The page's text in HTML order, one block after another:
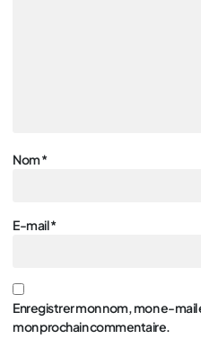
Nom*
E-mail*
Enregistrer mon nom, mon e-
mon prochain commentaire.